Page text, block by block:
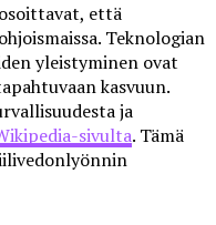
että
Teknologian
yleistyminen ovat
kasvuun.
ja
sivulta. Tämä